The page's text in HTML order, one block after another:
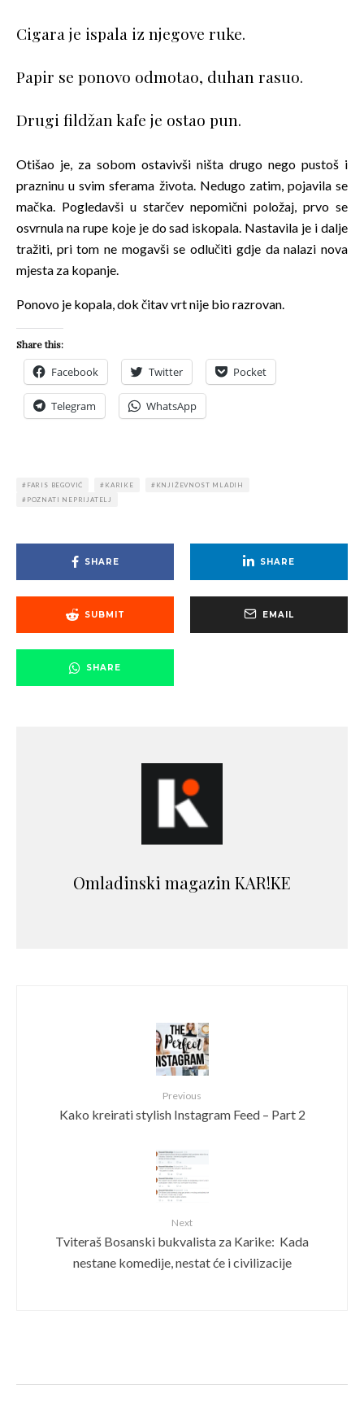
Cigara je ispala iz njegove ruke.
Papir se ponovo odmotao, duhan rasuo.
Drugi fildžan kafe je ostao pun.
Otišao je, za sobom ostavivši ništa drugo nego pustoš i
prazninu u svim sferama života. Nedugo zatim, pojavila se
mačka. Pogledavši u starčev nepomični položaj, prvo se
osvrnula na rupe koje je do sad iskopala. Nastavila je i dalje
tražiti, pri tom ne mogavši se odlučiti gdje da nalazi nova
mjesta za kopanje.
Ponovo je kopala, dok čitav vrt nije bio razrovan.
Share this:
Facebook Twitter Pocket
Telegram WhatsApp
FARIS BEGOVIĆ KARIKE
KNJIŽEVNOST MLADIH
POZNATI NEPRIJATELJ
SHARE SHARE
SUBMIT EMAIL
SHARE
Omladinski magazin KAR!KE
Previous
Kako kreirati stylish Instagram Feed – Part 2
Next
Tviteraš Bosanski bukvalista za Karike: Kada
nestane komedije, nestat će i civilizacije